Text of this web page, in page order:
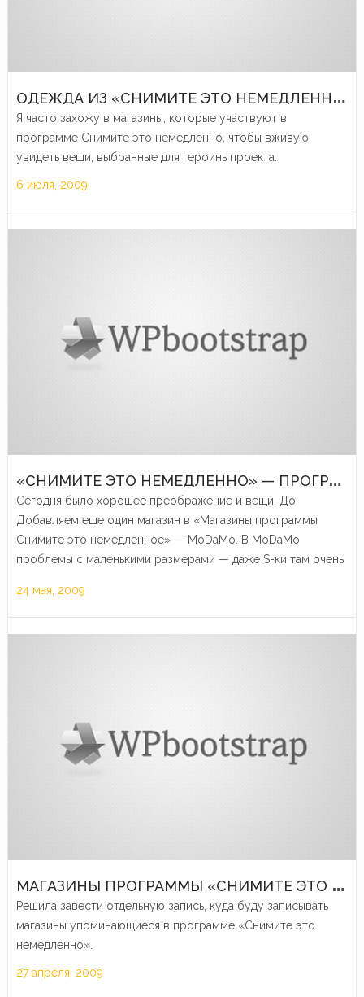
О
ДЕЖДА ИЗ «СНИМИТЕ ЭТО НЕМЕДЛЕННО»
Я часто захожу в магазины, которые участвуют в
программе Снимите это немедленно, чтобы вживую
увидеть вещи, выбранные для героинь проекта.
6 июля, 2009
«
СНИМИТЕ ЭТО НЕМЕДЛЕННО» — ПРОГРАММА ОТ 24 МАЯ
Сегодня было хорошее преображение и вещи. До
Добавляем еще один магазин в «Магазины программы
Снимите это немедленное» — MoDaMo. В MoDaMo
проблемы с маленькими размерами — даже S-ки там очень
женщин.
24 мая, 2009
М
АГАЗИНЫ ПРОГРАММЫ «СНИМИТЕ ЭТО НЕМЕДЛЕННО»
Решила завести отдельную запись, куда буду записывать
магазины упоминающиеся в программе «Снимите это
немедленно».
27 апреля, 2009